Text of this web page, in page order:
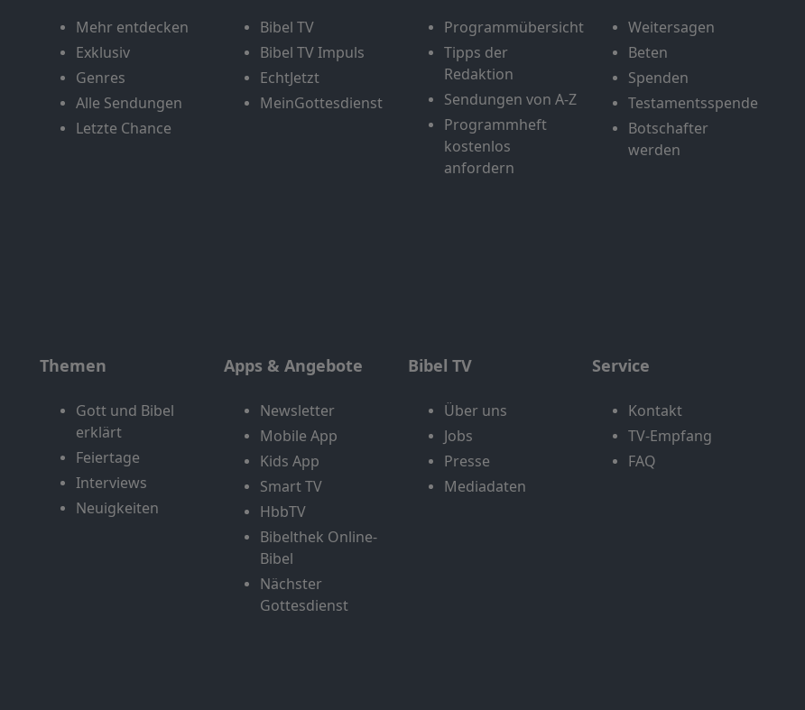
Mehr entdecken
Exklusiv
Genres
Alle Sendungen
Letzte Chance
Bibel TV
Bibel TV Impuls
EchtJetzt
MeinGottesdienst
Programmübersicht
Tipps der
Redaktion
Sendungen von A-Z
Programmheft
kostenlos
anfordern
Weitersagen
Beten
Spenden
Testamentsspende
Botschafter
werden
Themen
Gott und Bibel
erklärt
Feiertage
Interviews
Neuigkeiten
Apps & Angebote
Newsletter
Mobile App
Kids App
Smart TV
HbbTV
Bibelthek Online-
Bibel
Nächster
Gottesdienst
Bibel TV
Über uns
Jobs
Presse
Mediadaten
Service
Kontakt
TV-Empfang
FAQ